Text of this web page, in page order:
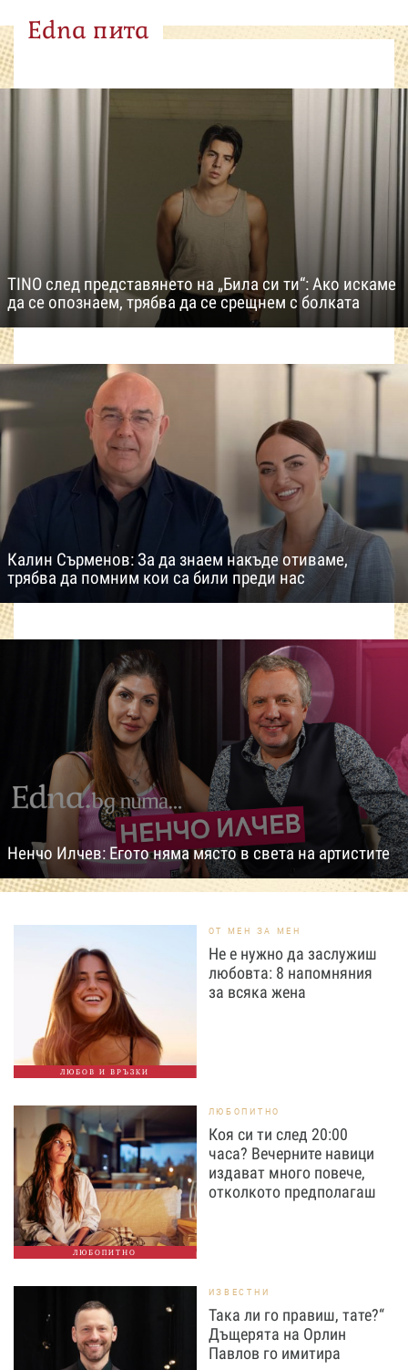
Edna пита
TINO след представянето на „Била си ти“: Ако искаме
да се опознаем, трябва да се срещнем с болката
Калин Сърменов: За да знаем накъде отиваме,
трябва да помним кои са били преди нас
Ненчо Илчев: Егото няма място в света на артистите
ЛЮБОВ И ВРЪЗКИ
ОТ МЕН ЗА МЕН
Не е нужно да заслужиш
любовта: 8 напомняния
за всяка жена
ЛЮБОПИТНО
ЛЮБОПИТНО
Коя си ти след 20:00
часа? Вечерните навици
издават много повече,
отколкото предполагаш
ИЗВЕСТНИ
Така ли го правиш, тате?“
Дъщерята на Орлин
Павлов го имитира